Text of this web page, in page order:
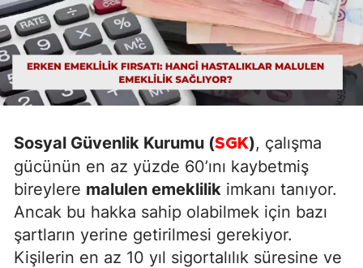
Sosyal Güvenlik Kurumu (SGK), çalışma
gücünün en az yüzde 60’ını kaybetmiş
bireylere malulen emeklilik imkanı tanıyor.
Ancak bu hakka sahip olabilmek için bazı
şartların yerine getirilmesi gerekiyor.
Kişilerin en az 10 yıl sigortalılık süresine ve